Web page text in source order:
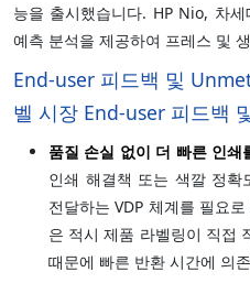
능을 출시했습니다. HP Nio, 차
예측 분석을 제공하여 프레스 및
End-user 피드백 및
벨 시장 End-user 피드백
품질 손실 없이 더 빠른 인쇄
인쇄 해결책 또는 색깔 정
전달하는 VDP 체계를 필요
은 적시 제품 라벨링이 직접
때문에 빠른 반환 시간에 의